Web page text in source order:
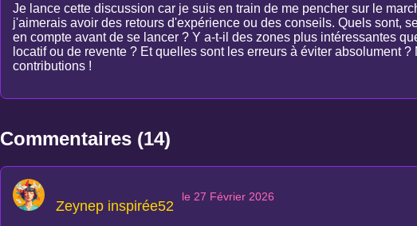
Je lance cette discussion car je suis en train de me pencher sur le
j'aimerais avoir des retours d'expérience ou des conseils. Quels sont,
en compte avant de se lancer ? Y a-t-il des zones plus intéressantes
locatif ou de revente ? Et quelles sont les erreurs à éviter absolument
contributions !
Commentaires (14)
Zeynep inspirée52
le 27 Février 2026